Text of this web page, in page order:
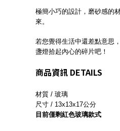
極簡小巧的設計，磨砂感的
來。
若您覺得生活中還差點意思
盞燈拾起內心的碎片吧！
商品資訊 DETAILS
材質 / 玻璃
尺寸 / 13x13x17公分
目前僅剩紅色玻璃款式